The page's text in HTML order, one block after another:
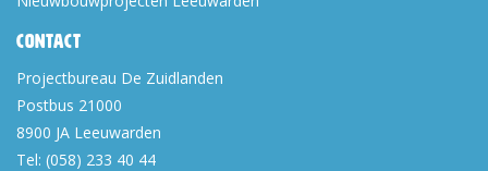
Contact
Projectbureau De Zuidlanden
Postbus 21000
8900 JA Leeuwarden
Tel: (058) 233 40 44